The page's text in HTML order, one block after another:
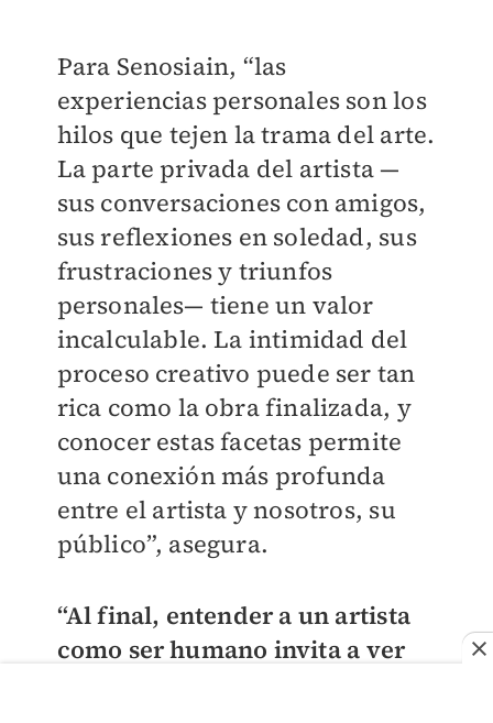
Para Senosiain, “las
experiencias personales son los
hilos que tejen la trama del arte.
La parte privada del artista —
sus conversaciones con amigos,
sus reflexiones en soledad, sus
frustraciones y triunfos
personales— tiene un valor
incalculable. La intimidad del
proceso creativo puede ser tan
rica como la obra finalizada, y
conocer estas facetas permite
una conexión más profunda
entre el artista y nosotros, su
público”, asegura.
“Al final, entender a un artista
como ser humano invita a ver